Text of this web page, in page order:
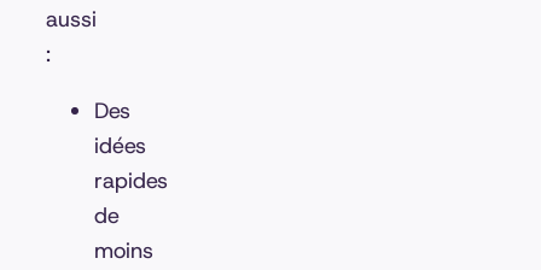
aussi
:
Des
idées
rapides
de
moins